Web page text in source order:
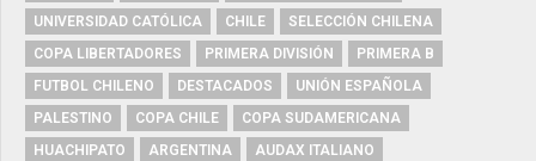
UNIVERSIDAD CATÓLICA
CHILE
SELECCIÓN CHILENA
COPA LIBERTADORES
PRIMERA DIVISIÓN
PRIMERA B
FUTBOL CHILENO
DESTACADOS
UNIÓN ESPAÑOLA
PALESTINO
COPA CHILE
COPA SUDAMERICANA
HUACHIPATO
ARGENTINA
AUDAX ITALIANO